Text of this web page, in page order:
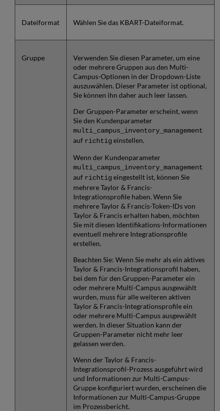
Dateiformat Wählen Sie das KBART-Dateiformat.
Gruppe
Verwenden Sie diesen Parameter, um eine
oder mehrere Gruppen aus den Multi-
Campus-Optionen in der Dropdown-Liste
auszuwählen. Dieser Parameter ist optional,
Sie können ihn daher auch leer lassen.
Der Gruppen-Parameter erscheint, wenn
Sie den Kundenparameter
multi_campus_inventory_management
auf richtig einstellen.
Wenn der Kundenparameter
multi_campus_inventory_management
auf richtig eingestellt ist, können Sie
mehrere Taylor & Francis-
Integrationsprofile haben. Wenn Sie
mehrere Taylor & Francis-Token-IDs von
Taylor & Francis erhalten haben, möchten
Sie mit diesen Identifikations-Informationen
eventuell mehrere Integrationsprofile
erstellen.
Beachten Sie: Wenn Sie mehr als ein aktives
Taylor & Francis-Integrationsprofil haben,
bei dem für den Gruppen-Parameter ein
oder mehrere Multi-Campus ausgewählt
wurden, muss für alle weiteren aktiven
Taylor & Francis-Integrationsprofile ein
oder mehrere Multi-Campus ausgewählt
werden. In dieser Situation kann der
Gruppen-Parameter nicht mehr leer
gelassen werden.
Wenn der Taylor & Francis-
Integrationsprofil-Prozess ausgeführt wird
und Informationen zur Multi-Campus-
Gruppe konfiguriert wurden, erscheinen die
Informationen zur Multi-Campus-Gruppe
im Prozessbericht.